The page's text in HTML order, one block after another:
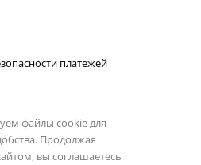
платежей
файлы cookie для
Продолжая
вы соглашаетесь